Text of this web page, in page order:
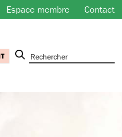
Espace membre Contact